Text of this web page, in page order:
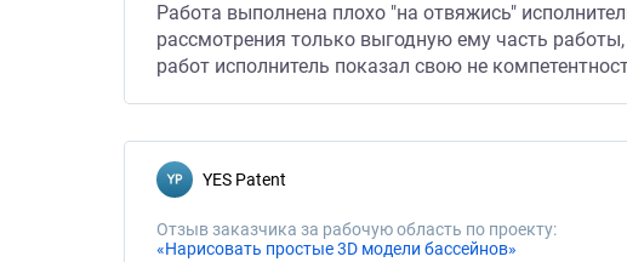
Работа выполнена плохо "на отвяжись"
рассмотрения только выгодную ему часть
работ исполнитель показал свою не
YES Patent
Отзыв заказчика за рабочую область по проекту:
«Нарисовать простые 3D модели бассейнов»